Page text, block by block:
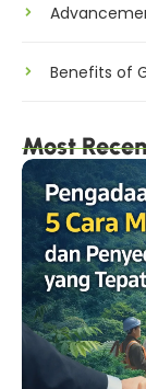
Benefits of
Most